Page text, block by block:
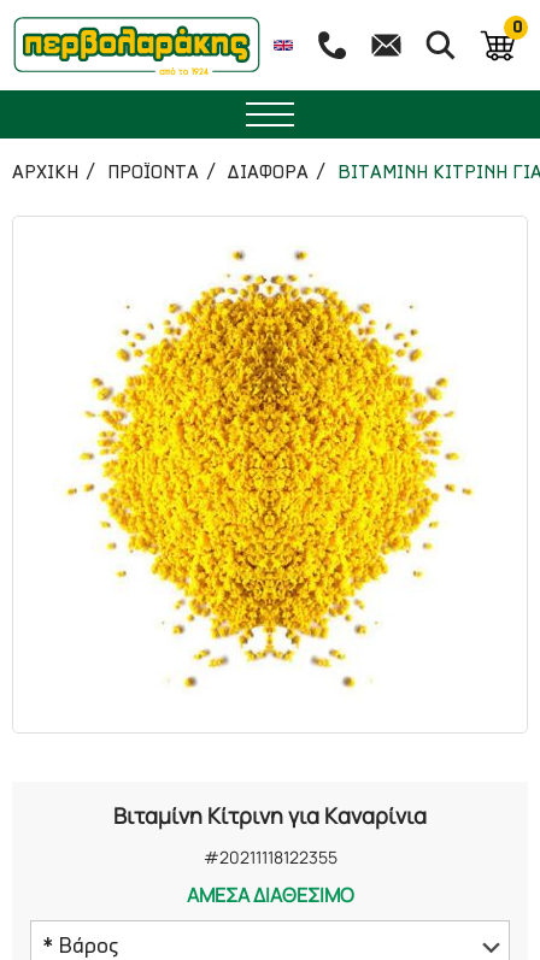
0
ΜΠΑΧΑΡΙΚΑ
ΒΟΤΑΝΑ
ΥΠΕΡΤΡΟΦΕΣ
ΔΙΑΤΡΟΦΗ
ΖΑΧΑΡΟΠΛΑΣΤΙΚΗ
ΑΙΘΕΡΙΑ ΕΛΑΙΑ
ΑΡΧΙΚΉ ΠΡΟΪΟΝΤΑ ΔΙΑΦΟΡΑ ΒΙΤΑΜΙΝΗ ΚΙΤΡΙΝΗ
Βιταμίνη Κίτρινη για Καναρίνια
#20211118122355
ΑΜΕΣΑ ΔΙΑΘΕΣΙΜΟ
* Βάρος